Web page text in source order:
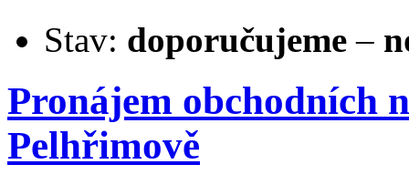
Stav: doporučujeme –
Pronájem obchodních
Pelhřimově